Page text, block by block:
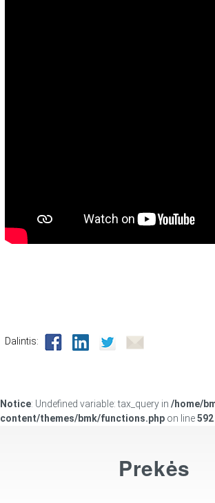
Dalintis:
Notice: Undefined variable: tax_query in /home/
content/themes/bmk/functions.php on line592
Prekės